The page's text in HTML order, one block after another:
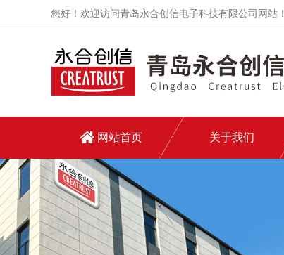
您好！欢迎访问青岛永合创信电子科技有限公司网站！
网站首页 关于我们